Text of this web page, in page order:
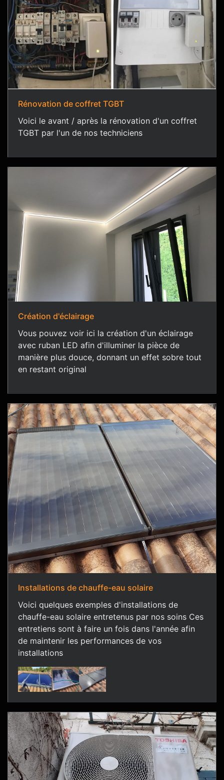
Rénovation de coffret TGBT
Voici le avant / après la rénovation d'un coffret
TGBT par l'un de nos techniciens
Création d'éclairage
Vous pouvez voir ici la création d'un éclairage
avec ruban LED afin d'illuminer la pièce de
manière plus douce, donnant un effet sobre tout
en restant original
Installations de chauffe-eau solaire
Voici quelques exemples d'installations de
chauffe-eau solaire entretenus par nos soins Ces
entretiens sont à faire un fois dans l'année afin
de maintenir les performances de vos
installations